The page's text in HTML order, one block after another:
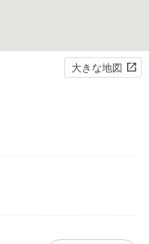
大きな地図